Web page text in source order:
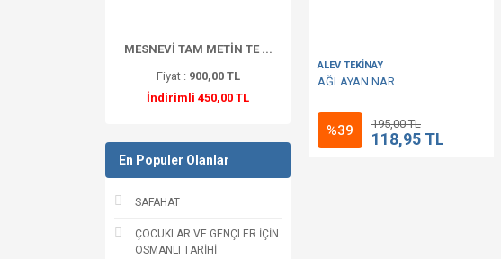
MESNEVİ TAM METİN TE ...
Fiyat : 900,00 TL
İndirimli 450,00 TL
En Populer Olanlar
SAFAHAT
ÇOCUKLAR VE GENÇLER İÇİN
OSMANLI TARİHİ
ALEV TEKİNAY
AĞLAYAN NAR
%39 195,00 TL
118,95 TL